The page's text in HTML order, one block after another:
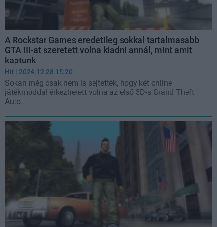
A Rockstar Games eredetileg sokkal tartalmasabb
GTA III-at szeretett volna kiadni annál, mint amit
kaptunk
Hír | 2024.12.28 15:20
Sokan még csak nem is sejtették, hogy két online
játékmóddal érkezhetett volna az első 3D-s Grand Theft
Auto.